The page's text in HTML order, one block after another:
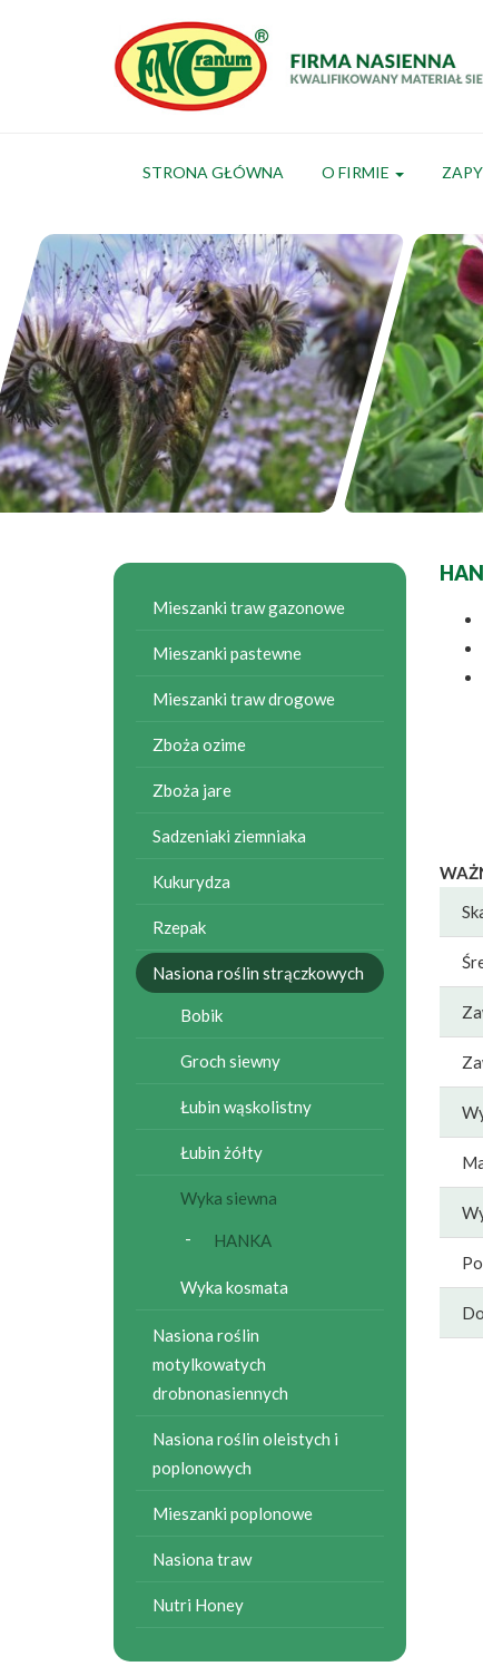
STRONA GŁÓWNA O FIRMIE
Mieszanki traw gazonowe
Mieszanki pastewne
Mieszanki traw drogowe
Zboża ozime
Zboża jare
Sadzeniaki ziemniaka
Kukurydza
Rzepak
Nasiona roślin strączkowych
Bobik
Groch siewny
Łubin wąskolistny
Łubin żółty
Wyka siewna
HANKA
Wyka kosmata
Nasiona roślin
motylkowatych
drobnonasiennych
Nasiona roślin oleistych i
poplonowych
Mieszanki poplonowe
Nasiona traw
Nutri Honey